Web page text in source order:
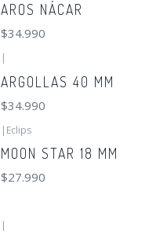
AROS NÁCAR
$34.990
ARGOLLAS 40 MM
$34.990
| Eclips
MOON STAR 18 MM
$27.990
|